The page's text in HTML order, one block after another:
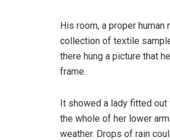
His room, a proper
collection of textile
there hung a picture that
frame.
It showed a lady fitted out
the whole of her lower
weather. Drops of rain